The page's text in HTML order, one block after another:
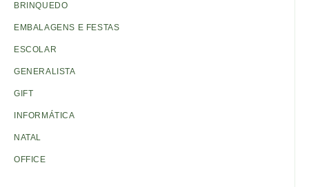
BRINQUEDO
EMBALAGENS E FESTAS
ESCOLAR
GENERALISTA
GIFT
INFORMÁTICA
NATAL
OFFICE